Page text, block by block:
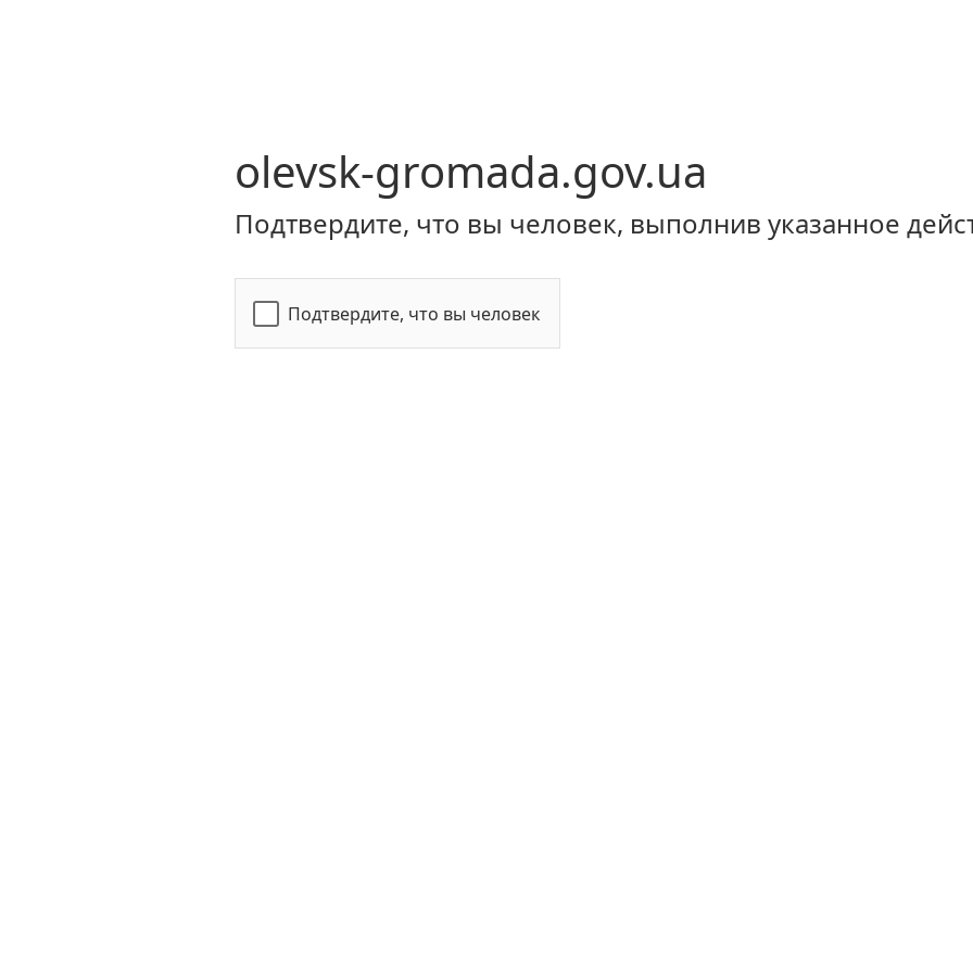
olevsk-gromada.gov.ua
Подтвердите, что вы человек, выполнив указанное
Подтвердите, что вы человек